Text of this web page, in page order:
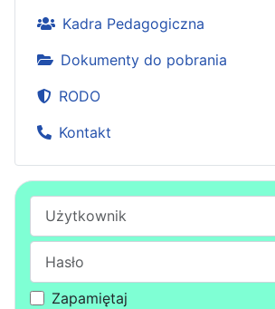
Kadra Pedagogiczna
Dokumenty do pobrania
RODO
Kontakt
Zapamiętaj